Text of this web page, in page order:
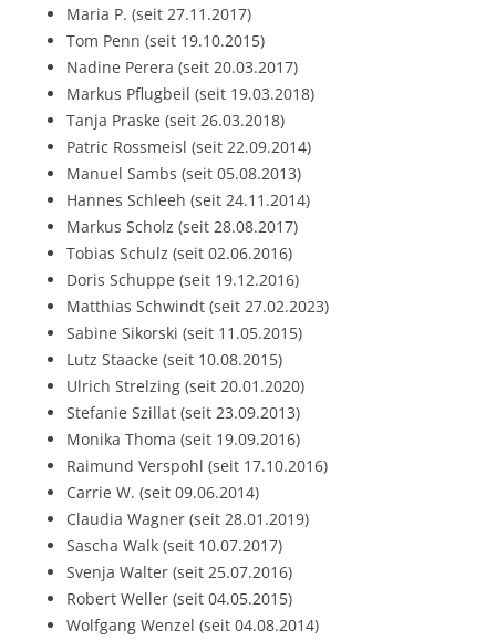
Maria P. (seit 27.11.2017)
Tom Penn (seit 19.10.2015)
Nadine Perera (seit 20.03.2017)
Markus Pflugbeil (seit 19.03.2018)
Tanja Praske (seit 26.03.2018)
Patric Rossmeisl (seit 22.09.2014)
Manuel Sambs (seit 05.08.2013)
Hannes Schleeh (seit 24.11.2014)
Markus Scholz (seit 28.08.2017)
Tobias Schulz (seit 02.06.2016)
Doris Schuppe (seit 19.12.2016)
Matthias Schwindt (seit 27.02.2023)
Sabine Sikorski (seit 11.05.2015)
Lutz Staacke (seit 10.08.2015)
Ulrich Strelzing (seit 20.01.2020)
Stefanie Szillat (seit 23.09.2013)
Monika Thoma (seit 19.09.2016)
Raimund Verspohl (seit 17.10.2016)
Carrie W. (seit 09.06.2014)
Claudia Wagner (seit 28.01.2019)
Sascha Walk (seit 10.07.2017)
Svenja Walter (seit 25.07.2016)
Robert Weller (seit 04.05.2015)
Wolfgang Wenzel (seit 04.08.2014)